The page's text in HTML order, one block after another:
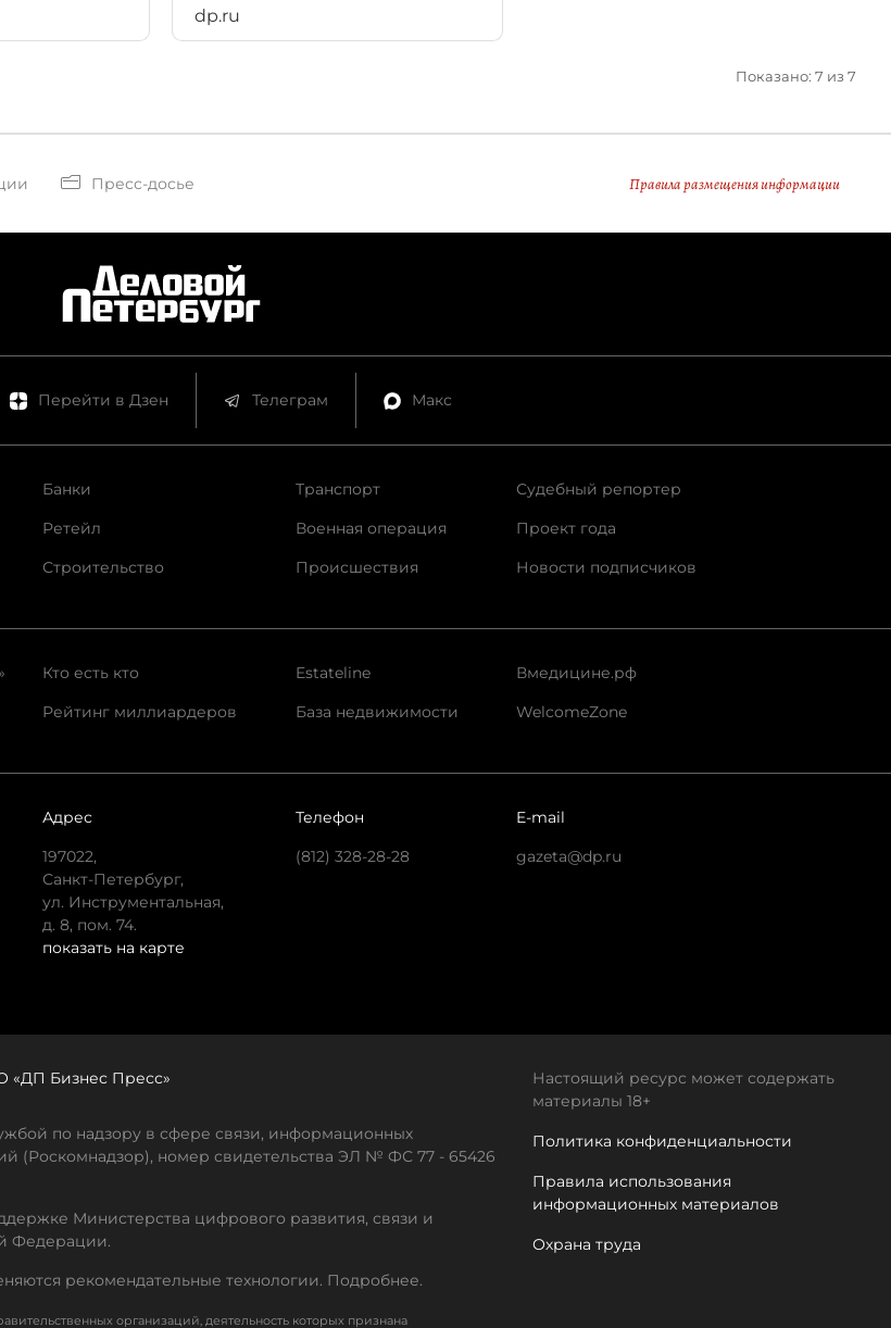
dp.ru
Показано: 7 из 7
Пресс-досье Правила размещения информации
Перейти в Дзен Телеграм Макс
Банки
Ретейл
Строительство
Транспорт
Военная операция
Происшествия
Судебный репортер
Проект года
Новости подписчиков
Кто есть кто
Рейтинг миллиардеров
Estateline
База недвижимости
Вмедицине.рф
WelcomeZone
Адрес
197022,
Санкт-Петербург,
ул. Инструментальная,
д. 8, пом. 74.
показать на карте
Телефон
(812) 328-28-28
E-mail
gazeta@dp.ru
«ДП Бизнес Пресс»
по надзору в сфере связи, информационных
(Роскомнадзор), номер свидетельства ЭЛ № ФС 77 - 65426
Министерства цифрового развития, связи и
Федерации.
рекомендательные технологии. Подробнее.
организаций, деятельность которых признана
Настоящий ресурс может содержать
материалы 18+
Политика конфиденциальности
Правила использования
информационных материалов
Охрана труда